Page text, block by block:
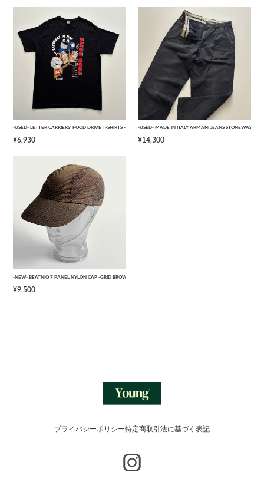
-USED- LETTER CARRIERS' FOOD DRIVE T-SHIRTS -BLACK- [L]
¥6,930
-USED- MADE IN ITALY ARMANI JEANS
¥14,300
-NEW- BEATNIQ 7 PANEL NYLON CAP -GRID BROWN CAMOUFLAGE- [ONE SIZE]
¥9,500
プライバシーポリシー特定商取引法に基づく表記